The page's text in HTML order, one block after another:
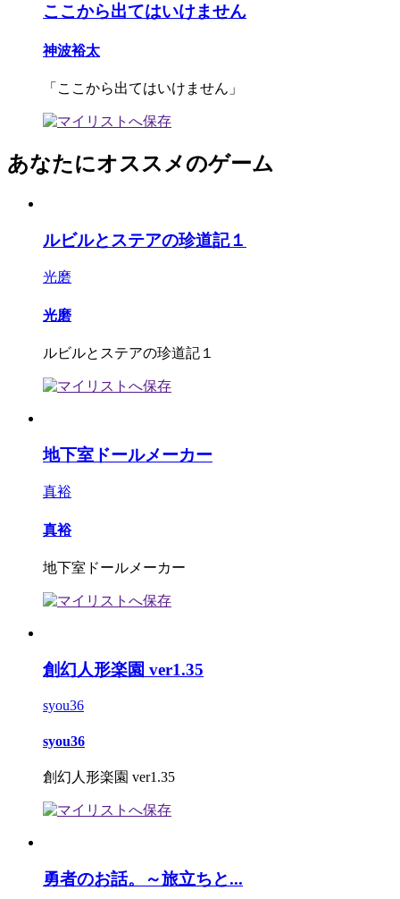
ここから出てはいけません
神波裕太
「ここから出てはいけません」
あなたにオススメのゲーム
ルビルとステアの珍道記１
光磨
光磨
ルビルとステアの珍道記１
地下室ドールメーカー
真裕
真裕
地下室ドールメーカー
創幻人形楽園 ver1.35
syou36
syou36
創幻人形楽園 ver1.35
勇者のお話。～旅立ちと...